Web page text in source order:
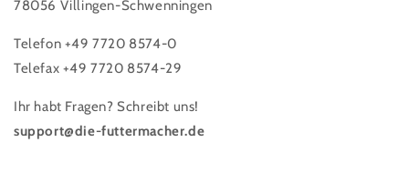
78056 Villingen-Schwenningen
Telefon +49 7720 8574-0
Telefax +49 7720 8574-29
Ihr habt Fragen? Schreibt uns!
support@die-futtermacher.de